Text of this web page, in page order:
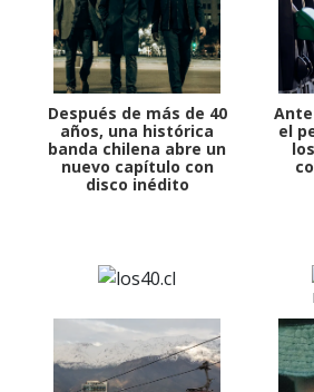
Después de más de 40
años, una histórica
banda chilena abre un
nuevo capítulo con
disco inédito
el